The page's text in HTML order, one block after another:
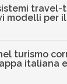
travel-
modelli per
nel turismo
italiana